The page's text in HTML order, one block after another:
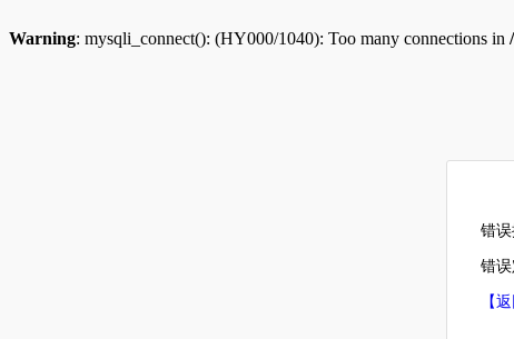
Warning: mysqli_connect(): (HY000/1040): Too many connections in
错
错误
【